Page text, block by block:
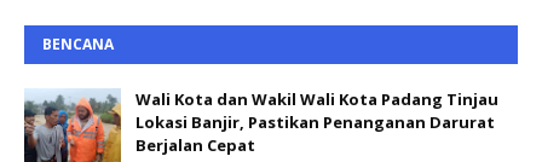
BENCANA
Wali Kota dan Wakil Wali Kota Padang Tinjau
Lokasi Banjir, Pastikan Penanganan Darurat
Berjalan Cepat